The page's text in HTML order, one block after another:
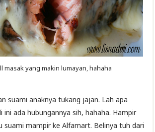
masak yang makin lumayan, hahaha
suami anaknya tukang jajan. Lah apa
ini ada hubungannya sih, hahaha. Hampir
suami mampir ke Alfamart. Belinya tuh dari